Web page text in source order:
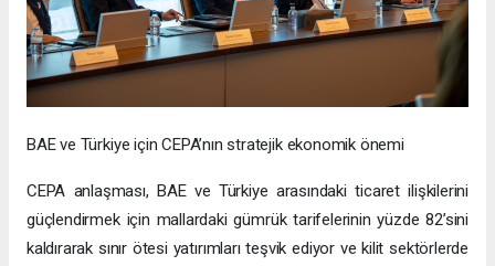
BAE ve Türkiye için CEPA’nın stratejik ekonomik önemi
CEPA anlaşması, BAE ve Türkiye arasındaki ticaret ilişkilerini
güçlendirmek için mallardaki gümrük tarifelerinin yüzde 82’sini
kaldırarak sınır ötesi yatırımları teşvik ediyor ve kilit sektörlerde